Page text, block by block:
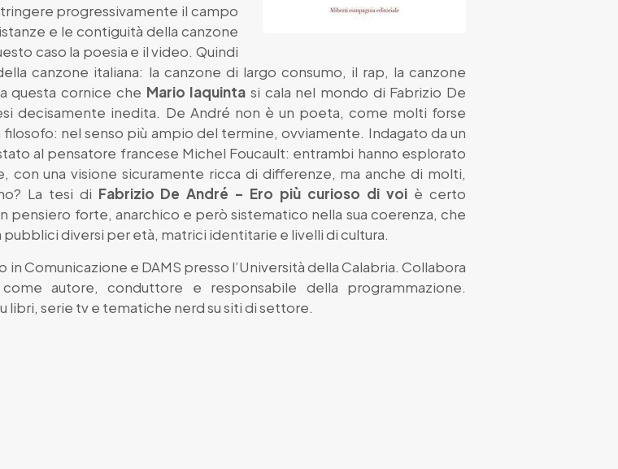
progressivamente il campo
e le contiguità della canzone
caso la poesia e il video. Quindi
canzone italiana: la canzone di largo consumo, il rap, la canzone
questa cornice che Mario Iaquinta si cala nel mondo di Fabrizio De
decisamente inedita. De André non è un poeta, come molti forse
nel senso più ampio del termine, ovviamente. Indagato da un
al pensatore francese Michel Foucault: entrambi hanno esplorato
con una visione sicuramente ricca di differenze, ma anche di molti,
La tesi di Fabrizio De André – Ero più curioso di voi è certo
forte, anarchico e però sistematico nella sua coerenza, che
diversi per età, matrici identitarie e livelli di cultura.
in Comunicazione e DAMS presso l’Università della Calabria. Collabora
autore, conduttore e responsabile della programmazione.
libri, serie tv e tematiche nerd su siti di settore.